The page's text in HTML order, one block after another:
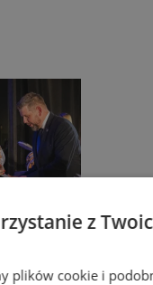
z
plików cookie i